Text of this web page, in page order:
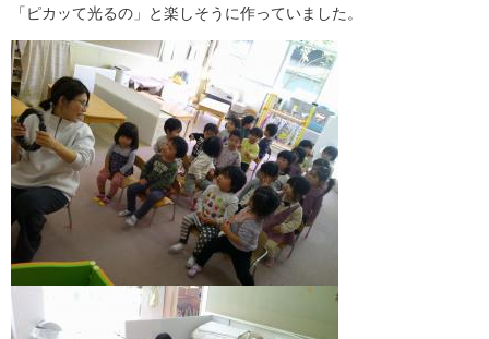
「ピカッて光るの」と楽しそうに作っていました。